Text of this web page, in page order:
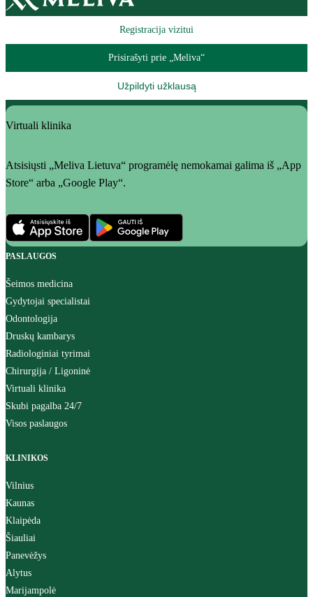
Registracija vizitui
Prisirašyti prie „Meliva“
Užpildyti užklausą
Virtuali klinika
Atsisiųsti „Meliva Lietuva“ programėlę nemokamai galima iš „App
Store“ arba „Google Play“.
PASLAUGOS
Šeimos medicina
Gydytojai specialistai
Odontologija
Druskų kambarys
Radiologiniai tyrimai
Chirurgija / Ligoninė
Virtuali klinika
Skubi pagalba 24/7
Visos paslaugos
KLINIKOS
Vilnius
Kaunas
Klaipėda
Šiauliai
Panevėžys
Alytus
Marijampolė